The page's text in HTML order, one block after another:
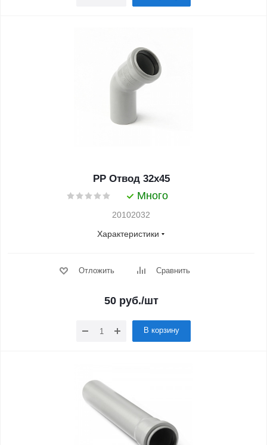
PP Отвод 32x45
Много
20102032
Характеристики
Отложить Сравнить
50 руб./шт
В корзину